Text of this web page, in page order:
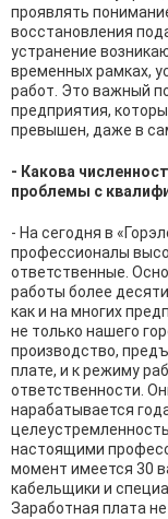
проявлять
восстановления
устранение
временных рамках,
работ. Это важный
предприятия,
превышен, даже в
- Какова
проблемы с
- На сегодня в
профессионалы
ответственные.
работы более
как и на многих
не только нашего
производство,
плате, и к режиму
ответственности.
нарабатывается
настоящими
момент имеется 30
кабельщики и
Заработная плата